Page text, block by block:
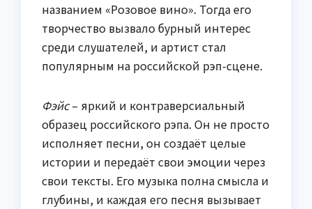
названием «Розовое вино». Тогда его
творчество вызвало бурный интерес
среди слушателей, и артист стал
популярным на российской рэп-сцене.
Фэйс– яркий и контраверсиальный
образец российского рэпа. Он не просто
исполняет песни, он создаёт целые
истории и передаёт свои эмоции через
свои тексты. Его музыка полна смысла и
глубины, и каждая его песня вызывает